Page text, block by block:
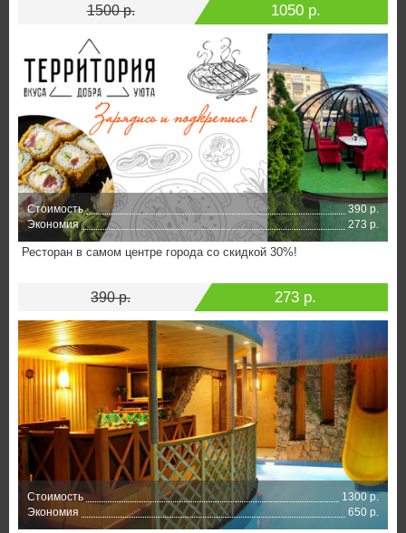
1500 р. 1050 р.
Стоимость
390 р.
Экономия
273 р.
Ресторан в самом центре города со скидкой 30%!
390 р. 273 р.
Стоимость
1300 р.
Экономия
650 р.